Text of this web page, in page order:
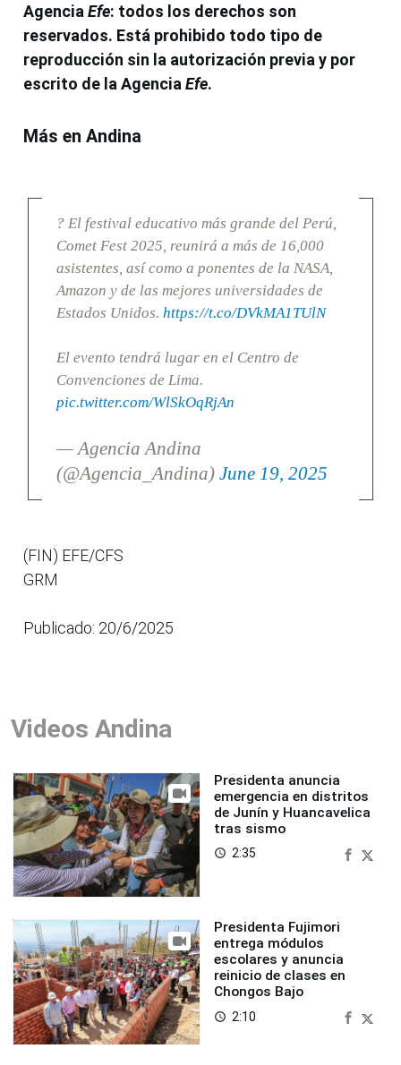
AgenciaEfe: todos los derechos son
reservados. Está prohibido todo tipo de
reproducción sin la autorización previa y por
escrito de la AgenciaEfe.
Más en Andina
? El festival educativo más grande del Perú,
Comet Fest 2025, reunirá a más de 16,000
asistentes, así como a ponentes de la NASA,
Amazon y de las mejores universidades de
Estados Unidos. https://t.co/DVkMA1TUlN
El evento tendrá lugar en el Centro de
Convenciones de Lima.
pic.twitter.com/WlSkOqRjAn
— Agencia Andina
(@Agencia_Andina) June 19, 2025
(FIN) EFE/CFS
GRM
Publicado: 20/6/2025
Videos Andina
Presidenta anuncia
emergencia en distritos
de Junín y Huancavelica
tras sismo
access_time 2:35
Presidenta Fujimori
entrega módulos
escolares y anuncia
reinicio de clases en
Chongos Bajo
access_time 2:10